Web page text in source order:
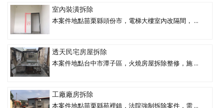
室內裝潢拆除
本案件地點苗栗縣頭份市，電梯大樓室內改隔間， ...
透天民宅房屋拆除
本案件地點台中市潭子區，火燒房屋拆除整修，施 ...
工廠廠房拆除
本案件地點苗栗縣苑裡鎮，法院強制拆除案件，需 ...